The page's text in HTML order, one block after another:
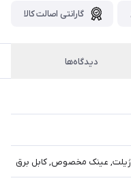
گارانتی اصالت کالا
دیدگاه‌ها
ژیلت, عینک مخصوص, کابل برق